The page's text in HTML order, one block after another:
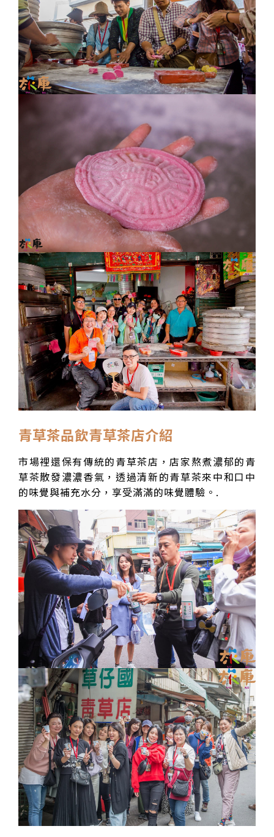
青草茶品飲青草茶店介紹
市場裡還保有傳統的青草茶店，店家熬煮濃郁的青
草茶散發濃濃香氣，透過清新的青草茶來中和口中
的味覺與補充水分，享受滿滿的味覺體驗。.